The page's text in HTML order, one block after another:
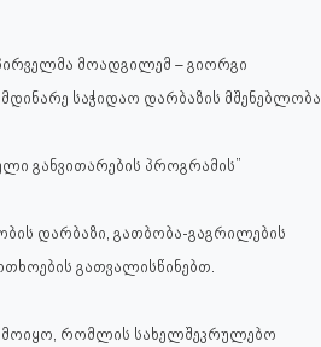
მოადგილემ – გიორგი
საჭიდაო დარბაზის მშენებლობა
განვითარების პროგრამის”
დარბაზი, გათბობა-გაგრილების
გათვალისწინებთ.
რომლის სახელშეკრულებო